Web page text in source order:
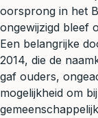
oorsprong in het
ongewijzigd bleef
Een belangrijke
2014, die de
gaf ouders,
mogelijkheid om